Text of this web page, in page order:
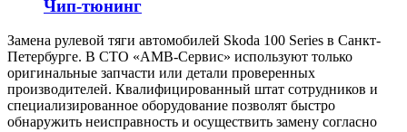
Чип-тюнинг
Замена рулевой тяги автомобилей Skoda 100 Series в Санкт-
Петербурге. В СТО «АМВ-Сервис» используют только
оригинальные запчасти или детали проверенных
производителей. Квалифицированный штат сотрудников и
специализированное оборудование позволят быстро
обнаружить неисправность и осуществить замену согласно